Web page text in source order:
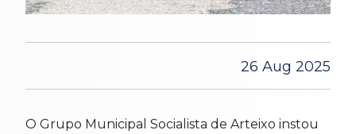
26 Aug 2025
O Grupo Municipal Socialista de Arteixo instou